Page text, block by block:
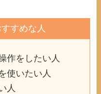
すめな人
作をしたい人
使いたい人
人